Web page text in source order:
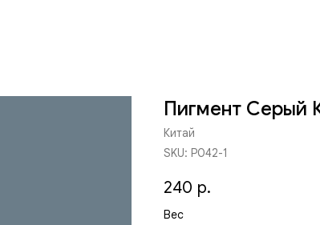
Пигмент Серый
Китай
SKU: P042-1
240 р.
Вес